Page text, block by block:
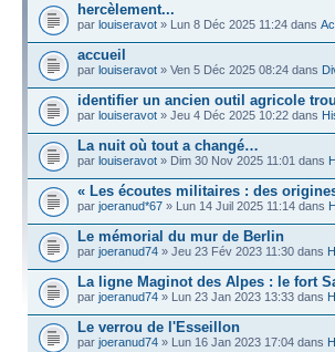
hercèlement...
par louiseravot » Lun 8 Déc 2025 11:24 dans
accueil
par louiseravot » Ven 5 Déc 2025 08:24 dans
identifier un ancien outil agricole
par louiseravot » Jeu 4 Déc 2025 10:22 dans
La nuit où tout a changé…
par louiseravot » Dim 30 Nov 2025 11:01 dans
« Les écoutes militaires : des
par joeranud*67 » Lun 14 Juil 2025 11:14 dans
Le mémorial du mur de Berlin
par joeranud74 » Jeu 23 Fév 2023 11:30 dans
La ligne Maginot des Alpes : le fort
par joeranud74 » Lun 23 Jan 2023 13:33 dans
Le verrou de l'Esseillon
par joeranud74 » Lun 16 Jan 2023 17:04 dans